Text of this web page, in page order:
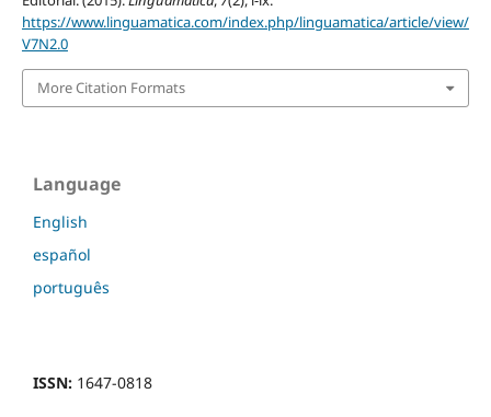
https://www.linguamatica.com/index.php/linguamatica/article/view/
V7N2.0
More Citation Formats
Language
English
español
português
ISSN: 1647-0818